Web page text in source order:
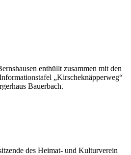
enthüllt zusammen mit den
„Kirscheknäpperweg“
Bauerbach.
des Heimat- und Kulturverein